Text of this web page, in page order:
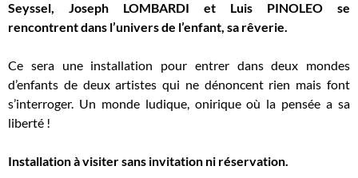
Seyssel, Joseph LOMBARDI et Luis PINOLEO se
rencontrent dans l’univers de l’enfant, sa rêverie.
Ce sera une installation pour entrer dans deux mondes
d’enfants de deux artistes qui ne dénoncent rien mais font
s’interroger. Un monde ludique, onirique où la pensée a sa
liberté !
Installation à visiter sans invitation ni réservation.